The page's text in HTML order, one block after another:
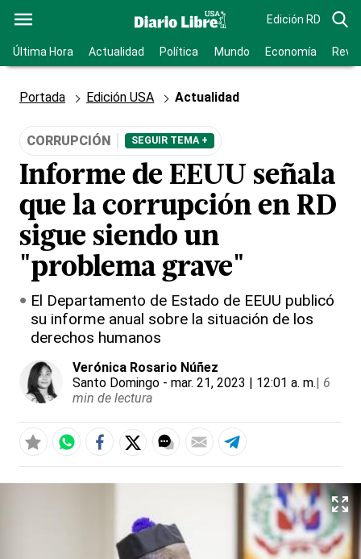
Edición RD
Última Hora Actualidad Política Mundo Economía
Portada Edición USA Actualidad
CORRUPCIÓN SEGUIR TEMA +
Informe de EEUU señala
que la corrupción en RD
sigue siendo un
"problema grave"
El Departamento de Estado de EEUU publicó
su informe anual sobre la situación de los
derechos humanos
Verónica Rosario Núñez
Santo Domingo - mar. 21, 2023 | 12:01 a. m.| 6
min de lectura